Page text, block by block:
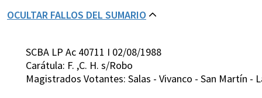
OCULTAR FALLOS DEL SUMARIO
SCBA LP Ac 40711 I 02/08/1988
Carátula: F. ,C. H. s/Robo
Magistrados Votantes: Salas - Vivanco - San Martín -